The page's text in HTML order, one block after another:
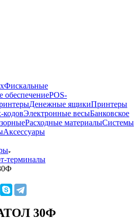
Фискальные
обеспечениеPOS-
Денежные ящикиПринтеры
Электронные весыБанковское
Расходные материалыСистемы
Аксессуары
терминалы
30Ф